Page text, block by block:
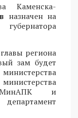
Каменска-
назначен на
региона
зам будет
МинАПК и